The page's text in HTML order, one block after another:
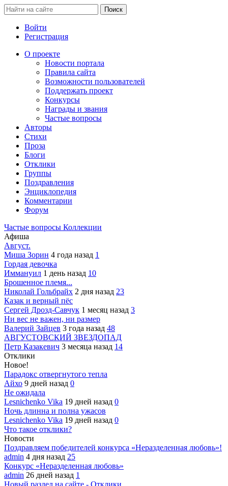
Войти
Регистрация
О проекте
Новости портала
Правила сайта
Возможности пользователей
Поддержать проект
Конкурсы
Награды и звания
Частые вопросы
Авторы
Стихи
Проза
Блоги
Отклики
Группы
Поздравления
Энциклопедия
Комментарии
Форум
Частые вопросы Коллекции
Афиша
Август.
Миша Зорин 4 года назад 1
Гордая девочка
Иммануил 1 день назад 10
Брошенное племя...
Николай Гольбрайх 2 дня назад 23
Казак и верный пёс
Сергей Дрозд-Савчук 1 месяц назад 3
Ни вес не важен, ни размер
Валерий Зайцев 3 года назад 48
АВГУСТОВСКИЙ ЗВЕЗДОПАД
Петр Казакевич 3 месяца назад 14
Отклики
Новое!
Парадокс отвергнутого тепла
Айхо 9 дней назад 0
Не ожидала
Lesnichenko Vika 19 дней назад 0
Ночь длинна и полна ужасов
Lesnichenko Vika 19 дней назад 0
Что такое отклики?
Новости
Поздравляем победителей конкурса «Неразделенная любовь»!
admin 4 дня назад 25
Конкурс «Неразделенная любовь»
admin 26 дней назад 1
Новый раздел на сайте - Отклики